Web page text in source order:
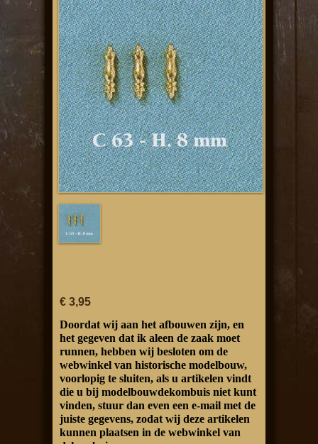
€ 3,95
Doordat wij aan het afbouwen zijn, en
het gegeven dat ik aleen de zaak moet
runnen, hebben wij besloten om de
webwinkel van historische modelbouw,
voorlopig te sluiten, als u artikelen vindt
die u bij modelbouwdekombuis niet kunt
vinden, stuur dan even een e-mail met de
juiste gegevens, zodat wij deze artikelen
kunnen plaatsen in de webwinkel van